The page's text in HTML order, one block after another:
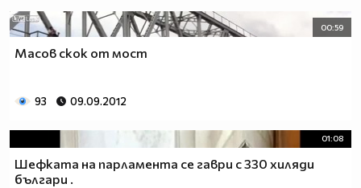
00:59
Масов скок от мост
93 09.09.2012
01:08
Шефката на парламента се гаври с 330 хиляди
българи .